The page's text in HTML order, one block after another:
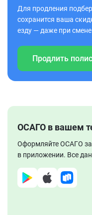
Для продления
сохранится ваша
езду — даже при
Продлить полис
ОСАГО в вашем
Оформляйте ОСАГО за
в приложении. Все